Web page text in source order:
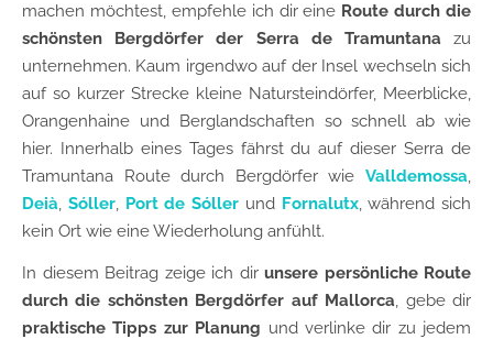
machen möchtest, empfehle ich dir eine Route durch die
schönsten Bergdörfer der Serra de Tramuntana zu
unternehmen. Kaum irgendwo auf der Insel wechseln sich
auf so kurzer Strecke kleine Natursteindörfer, Meerblicke,
Orangenhaine und Berglandschaften so schnell ab wie
hier. Innerhalb eines Tages fährst du auf dieser Serra de
Tramuntana Route durch Bergdörfer wie Valldemossa,
Deià, Sóller, Port de Sóller und Fornalutx, während sich
kein Ort wie eine Wiederholung anfühlt.
In diesem Beitrag zeige ich dir unsere persönliche Route
durch die schönsten Bergdörfer auf Mallorca, gebe dir
praktische Tipps zur Planung und verlinke dir zu jedem